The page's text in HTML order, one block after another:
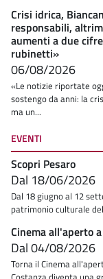
Crisi idrica,
responsabili,
aumenti a due
rubinetti»
06/08/2026
«Le notizie riportate
sostengo da anni: la
ma un...
EVENTI
Scopri Pesaro
Dal 18/06/2026
Dal 18 giugno al 12
patrimonio culturale
Cinema all'aperto
Dal04/08/2026
Torna il Cinema